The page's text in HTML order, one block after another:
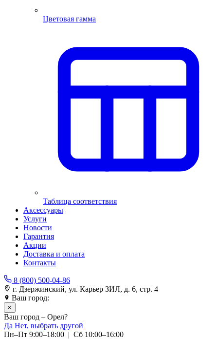
Цветовая гамма
Таблица соответствия
Аксессуары
Услуги
Новости
Гарантия
Акции
Доставка и оплата
Контакты
8 (800) 500-04-86
г. Дзержинский, ул. Карьер ЗИЛ, д. 6, стр. 4
Ваш город:
×
Ваш город – Орел?
Да Нет, выбрать другой
Пн–Пт 9:00–18:00 | Сб 10:00–16:00